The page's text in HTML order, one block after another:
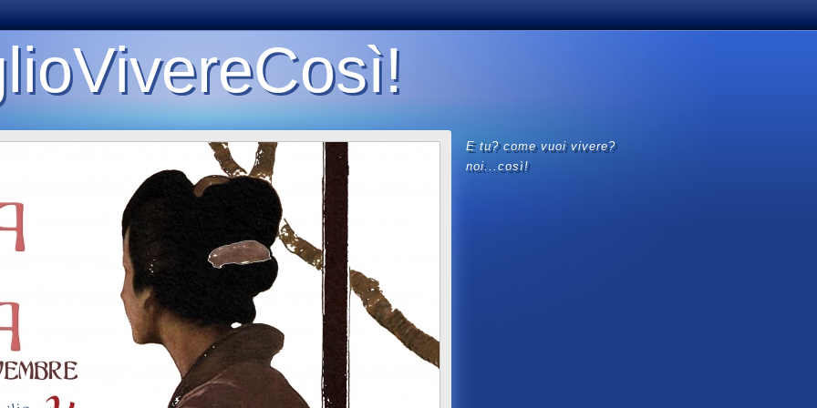
e tu? come vuoi vivere?
noi...così!